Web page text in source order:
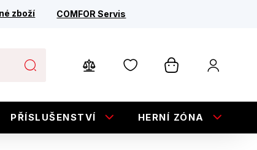
zboží COMFOR Servis
PŘÍSLUŠENSTVÍ HERNÍ ZÓNA